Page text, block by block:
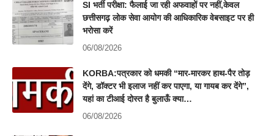
SI भर्ती परीक्षा: फैलाई जा रही अफवाहों पर नहीं,केवल
छत्तीसगढ़ लोक सेवा आयोग की आधिकारिक वेबसाइट पर ही
भरोसा करें
06/08/2026
KORBA:पत्रकार को धमकी “मार-मारकर हाथ-पैर तोड़
देंगे, डॉक्टर भी इलाज नहीं कर पाएगा, या गायब कर देंगे”,
यहां का टीआई दोस्त है बुलाऊँ क्या…
06/08/2026